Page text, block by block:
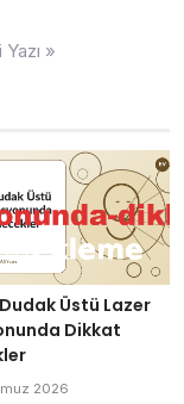
»
Dudak Üstü Lazer
Dikkat
2026